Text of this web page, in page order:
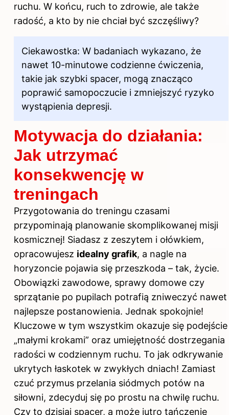
ruchu. W końcu, ruch to zdrowie, ale także
radość, a kto by nie chciał być szczęśliwy?
Ciekawostka: W badaniach wykazano, że
nawet 10-minutowe codzienne ćwiczenia,
takie jak szybki spacer, mogą znacząco
poprawić samopoczucie i zmniejszyć ryzyko
wystąpienia depresji.
Motywacja do działania:
Jak utrzymać
konsekwencję w
treningach
Przygotowania do treningu czasami
przypominają planowanie skomplikowanej misji
kosmicznej! Siadasz z zeszytem i ołówkiem,
opracowujesz idealny grafik, a nagle na
horyzoncie pojawia się przeszkoda – tak, życie.
Obowiązki zawodowe, sprawy domowe czy
sprzątanie po pupilach potrafią zniweczyć nawet
najlepsze postanowienia. Jednak spokojnie!
Kluczowe w tym wszystkim okazuje się podejście
„małymi krokami” oraz umiejętność dostrzegania
radości w codziennym ruchu. To jak odkrywanie
ukrytych łaskotek w zwykłych dniach! Zamiast
czuć przymus przelania siódmych potów na
siłowni, zdecyduj się po prostu na chwilę ruchu.
Czy to dzisiaj spacer, a może jutro tańczenie